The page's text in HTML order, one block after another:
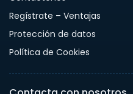
Regístrate – Ventajas
Protección de datos
Política de Cookies